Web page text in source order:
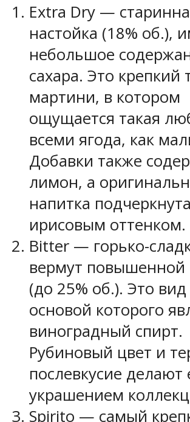
Extra Dry —
настойка (18% об.),
небольшое
сахара. Это крепкий
мартини, в котором
ощущается такая
всеми ягода, как
Добавки также
лимон, а
напитка
ирисовым оттенком.
Bitter — горько-
вермут повышенной
(до 25% об.). Это
основой которого
виноградный спирт.
Рубиновый цвет и
послевкусие делают
украшением
Spirito — самый